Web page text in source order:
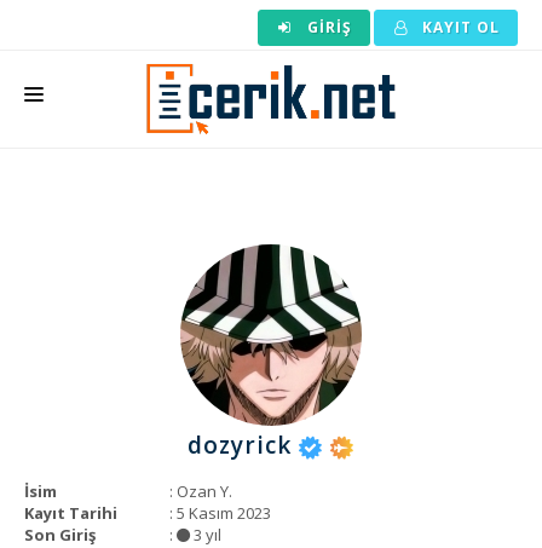
GIRIŞ KAYIT OL
KURUMSAL
dozyrick
İsim
: Ozan Y.
Kayıt Tarihi
: 5 Kasım 2023
Son Giriş
: 3 yıl